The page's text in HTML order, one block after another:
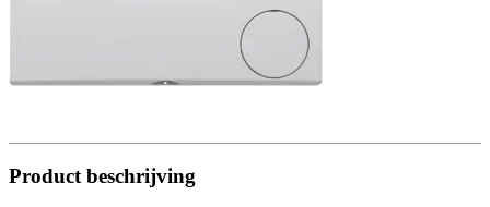
Product beschrijving